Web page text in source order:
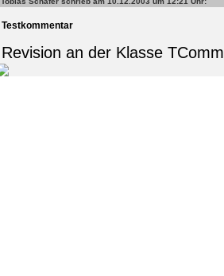
Testkommentar
Revision an der Klasse